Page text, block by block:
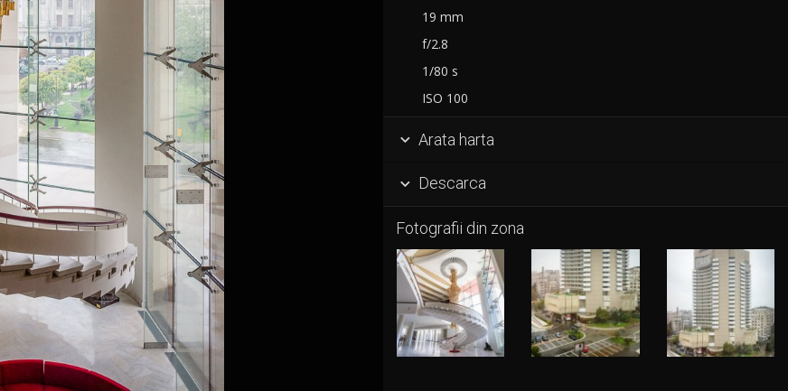
19 mm
f/2.8
1/80 s
ISO 100
 Arata harta
 Descarca
Fotografii din zona